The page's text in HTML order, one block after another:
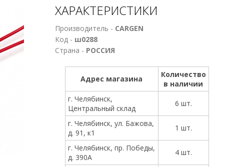
ХАРАКТЕРИСТИКИ
Производитель - CARGEN
Код - ш0288
Страна - РОССИЯ
Адрес магазина
Количество
в наличии
г. Челябинск,
Центральный склад
6 шт.
г. Челябинск, ул. Бажова,
д. 91, к1
1 шт.
г. Челябинск, пр. Победы,
д. 390А
4 шт.